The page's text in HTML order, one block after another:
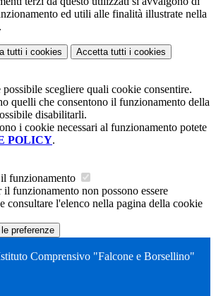
ed utili alle finalità illustrate nella
.
tutti i cookies Accetta tutti i cookies
possibile scegliere quali cookie consentire.
quelli che consentono il funzionamento della
disabilitarli.
i cookie necessari al funzionamento potete
POLICY.
funzionamento
il funzionamento non possono essere
consultare l'elenco nella pagina della cookie
preferenze
Comprensivo "Falcone e Borsellino"